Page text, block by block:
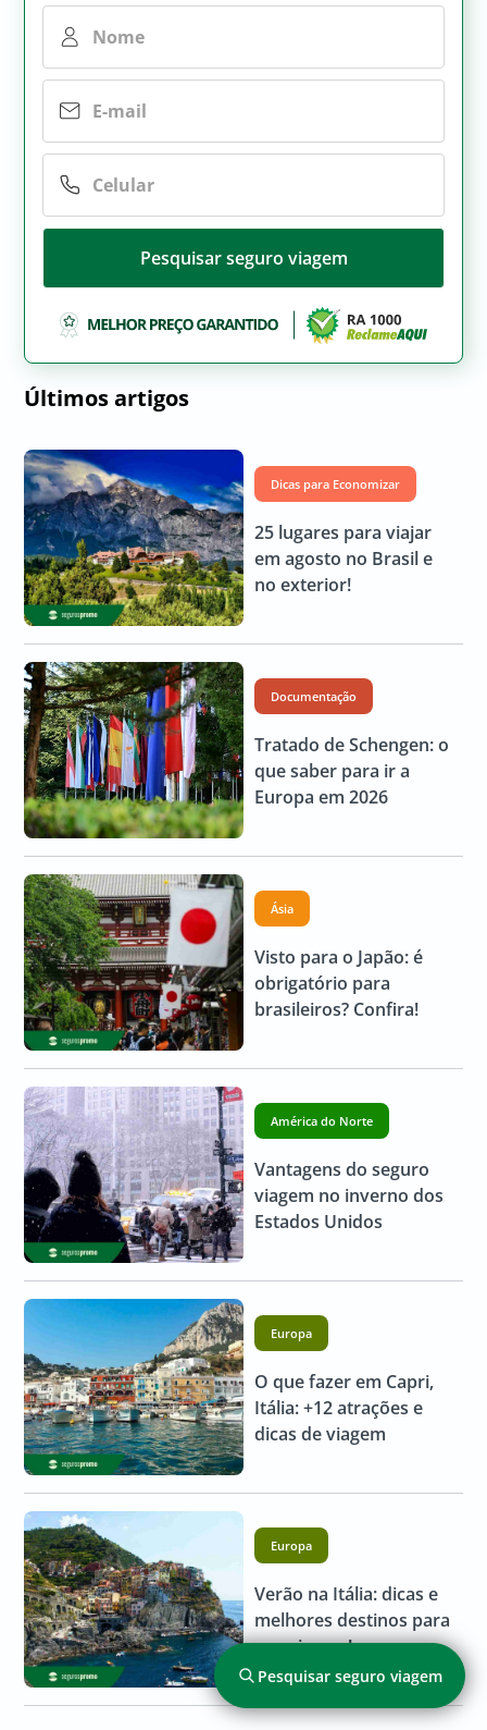
Pesquisar seguro viagem
Últimos artigos
Dicas para Economizar
25 lugares para viajar
em agosto no Brasil e
no exterior!
Documentação
Tratado de Schengen: o
que saber para ir a
Europa em 2026
Ásia
Visto para o Japão: é
obrigatório para
brasileiros? Confira!
América do Norte
Vantagens do seguro
viagem no inverno dos
Estados Unidos
Europa
O que fazer em Capri,
Itália: +12 atrações e
dicas de viagem
Europa
Verão na Itália: dicas e
melhores destinos para
sua viagem!
Pesquisar seguro viagem